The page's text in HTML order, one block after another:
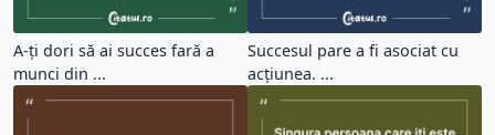
A-ţi dori să ai succes fară a
munci din ...
Succesul pare a fi asociat cu
acţiunea. ...